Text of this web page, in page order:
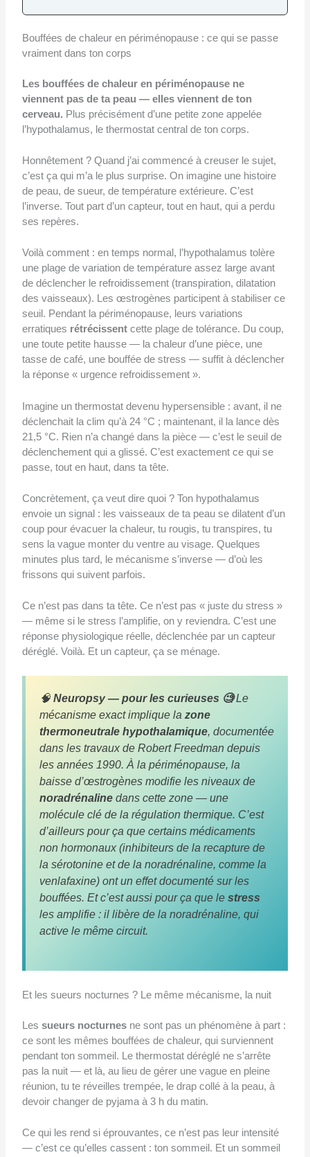
Bouffées de chaleur en périménopause : ce qui se passe
vraiment dans ton corps
Les bouffées de chaleur en périménopause ne
viennent pas de ta peau — elles viennent de ton
cerveau. Plus précisément d’une petite zone appelée
l’hypothalamus, le thermostat central de ton corps.
Honnêtement ? Quand j’ai commencé à creuser le sujet,
c’est ça qui m’a le plus surprise. On imagine une histoire
de peau, de sueur, de température extérieure. C’est
l’inverse. Tout part d’un capteur, tout en haut, qui a perdu
ses repères.
Voilà comment : en temps normal, l’hypothalamus tolère
une plage de variation de température assez large avant
de déclencher le refroidissement (transpiration, dilatation
des vaisseaux). Les œstrogènes participent à stabiliser ce
seuil. Pendant la périménopause, leurs variations
erratiques rétrécissentcette plage de tolérance. Du coup,
une toute petite hausse — la chaleur d’une pièce, une
tasse de café, une bouffée de stress — suffit à déclencher
la réponse « urgence refroidissement ».
Imagine un thermostat devenu hypersensible : avant, il ne
déclenchait la clim qu’à 24 °C ; maintenant, il la lance dès
21,5 °C. Rien n’a changé dans la pièce — c’est le seuil de
déclenchement qui a glissé. C’est exactement ce qui se
passe, tout en haut, dans ta tête.
Concrètement, ça veut dire quoi ? Ton hypothalamus
envoie un signal : les vaisseaux de ta peau se dilatent d’un
coup pour évacuer la chaleur, tu rougis, tu transpires, tu
sens la vague monter du ventre au visage. Quelques
minutes plus tard, le mécanisme s’inverse — d’où les
frissons qui suivent parfois.
Ce n’est pas dans ta tête. Ce n’est pas « juste du stress »
— même si le stress l’amplifie, on y reviendra. C’est une
réponse physiologique réelle, déclenchée par un capteur
déréglé. Voilà. Et un capteur, ça se ménage.
🧠Neuropsy — pour les curieuses 🧐Le
mécanisme exact implique la zone
thermoneutrale hypothalamique, documentée
dans les travaux de Robert Freedman depuis
les années 1990. À la périménopause, la
baisse d’œstrogènes modifie les niveaux de
noradrénalinedans cette zone — une
molécule clé de la régulation thermique. C’est
d’ailleurs pour ça que certains médicaments
non hormonaux (inhibiteurs de la recapture de
la sérotonine et de la noradrénaline, comme la
venlafaxine) ont un effet documenté sur les
bouffées. Et c’est aussi pour ça que le stress
les amplifie : il libère de la noradrénaline, qui
active le même circuit.
Et les sueurs nocturnes ? Le même mécanisme, la nuit
Les sueurs nocturnesne sont pas un phénomène à part :
ce sont les mêmes bouffées de chaleur, qui surviennent
pendant ton sommeil. Le thermostat déréglé ne s’arrête
pas la nuit — et là, au lieu de gérer une vague en pleine
réunion, tu te réveilles trempée, le drap collé à la peau, à
devoir changer de pyjama à 3 h du matin.
Ce qui les rend si éprouvantes, ce n’est pas leur intensité
— c’est ce qu’elles cassent : ton sommeil. Et un sommeil